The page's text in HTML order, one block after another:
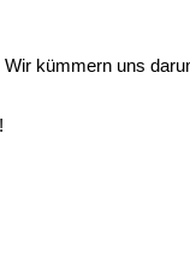
kümmern uns